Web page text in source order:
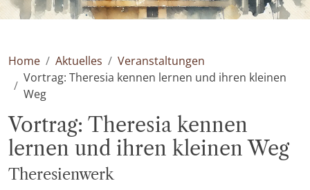
Home Aktuelles
Veranstaltungen
Vortrag: Theresia kennen lernen und ihren kleinen
Weg
Vortrag: Theresia kennen
lernen und ihren kleinen Weg
Theresienwerk